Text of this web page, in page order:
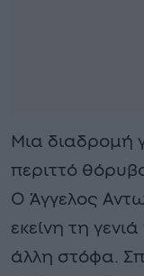
Μια διαδρομή
περιττό
Ο Άγγελος
εκείνη τη
άλλη στόφα.